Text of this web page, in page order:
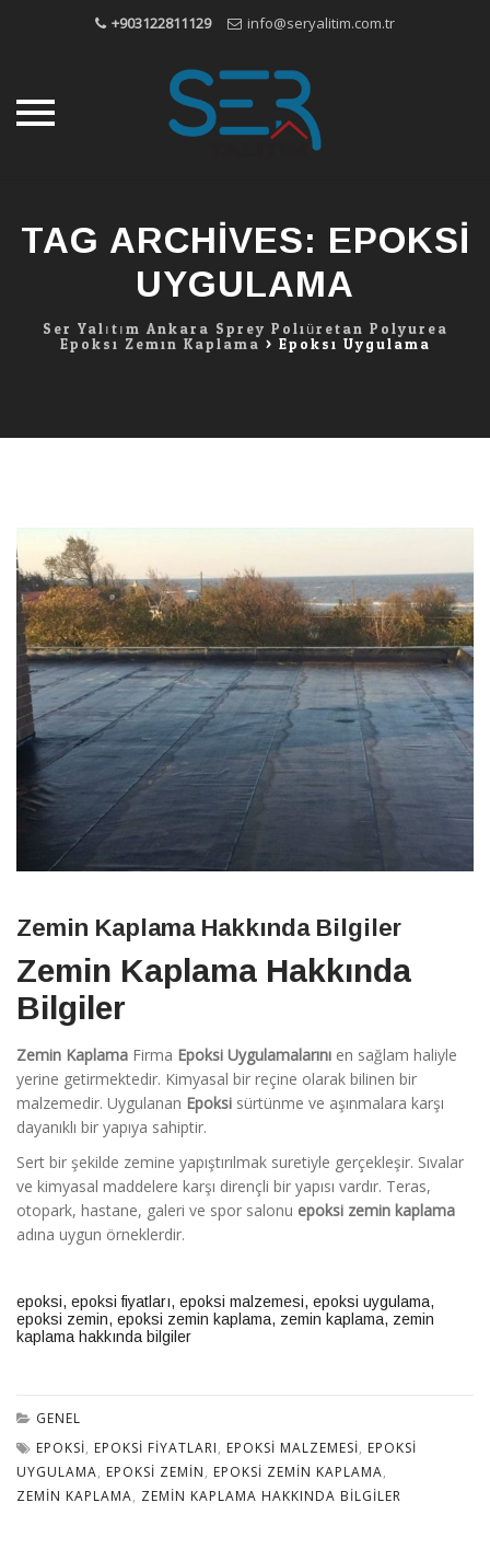
+903122811129 info@seryalitim.com.tr
content
TAG ARCHIVES: EPOKSI
UYGULAMA
Ser Yalıtım Ankara Sprey Poliüretan Polyurea
Epoksi Zemin Kaplama> Epoksi Uygulama
Zemin Kaplama Hakkında Bilgiler
Zemin Kaplama Hakkında
Bilgiler
Zemin Kaplama Firma Epoksi Uygulamalarını en sağlam haliyle
yerine getirmektedir. Kimyasal bir reçine olarak bilinen bir
malzemedir. Uygulanan Epoksi sürtünme ve aşınmalara karşı
dayanıklı bir yapıya sahiptir.
Sert bir şekilde zemine yapıştırılmak suretiyle gerçekleşir. Sıvalar
ve kimyasal maddelere karşı dirençli bir yapısı vardır. Teras,
otopark, hastane, galeri ve spor salonu epoksi zemin kaplama
adına uygun örneklerdir.
epoksi, epoksi fiyatları, epoksi malzemesi, epoksi uygulama,
epoksi zemin, epoksi zemin kaplama, zemin kaplama, zemin
kaplama hakkında bilgiler
GENEL
EPOKSI, EPOKSI FIYATLARI, EPOKSI MALZEMESI, EPOKSI
UYGULAMA, EPOKSI ZEMIN, EPOKSI ZEMIN KAPLAMA,
ZEMIN KAPLAMA, ZEMIN KAPLAMA HAKKINDA BILGILER